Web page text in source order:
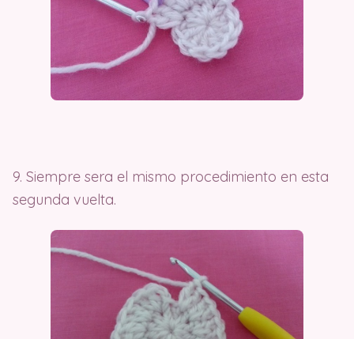
9. Siempre sera el mismo procedimiento en esta
segunda vuelta.